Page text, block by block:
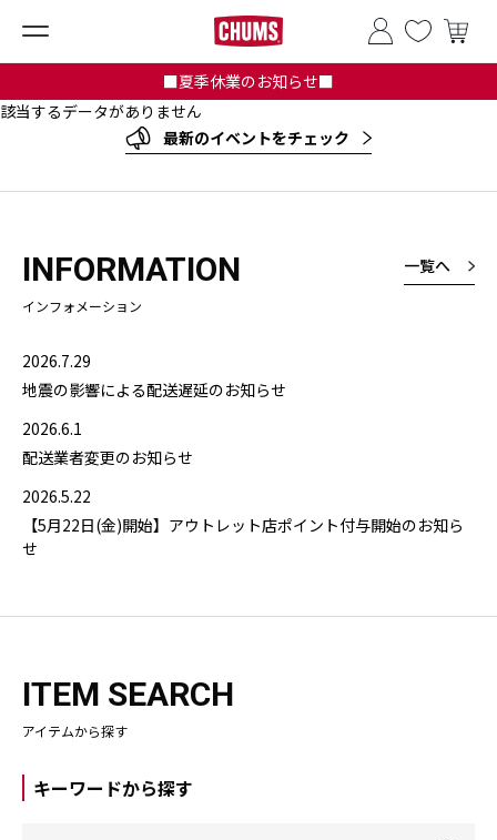
■夏季休業のお知らせ■
該当するデータがありません
最新のイベントをチェック
INFORMATION
インフォメーション
一覧へ
2026.7.29
地震の影響による配送遅延のお知らせ
2026.6.1
配送業者変更のお知らせ
2026.5.22
【5月22日(金)開始】アウトレット店ポイント付与開始のお知ら
せ
ITEM SEARCH
アイテムから探す
キーワードから探す